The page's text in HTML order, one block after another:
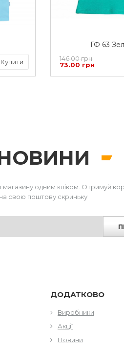
Купити
ГФ 63
146.00 грн
73.00 грн
одним кліком. Отримуй
на свою поштову скриньку
ДОДАТКОВО
Виробники
Акції
Новини